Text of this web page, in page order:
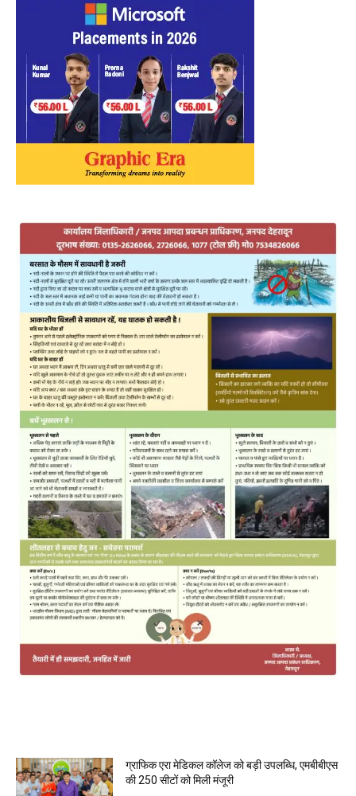
ग्राफिक एरा मेडिकल कॉलेज को बड़ी उपलब्धि, एमबीबीएस
की 250 सीटों को मिली मंजूरी